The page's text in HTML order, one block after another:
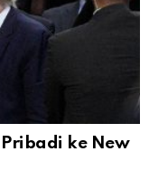
ke New